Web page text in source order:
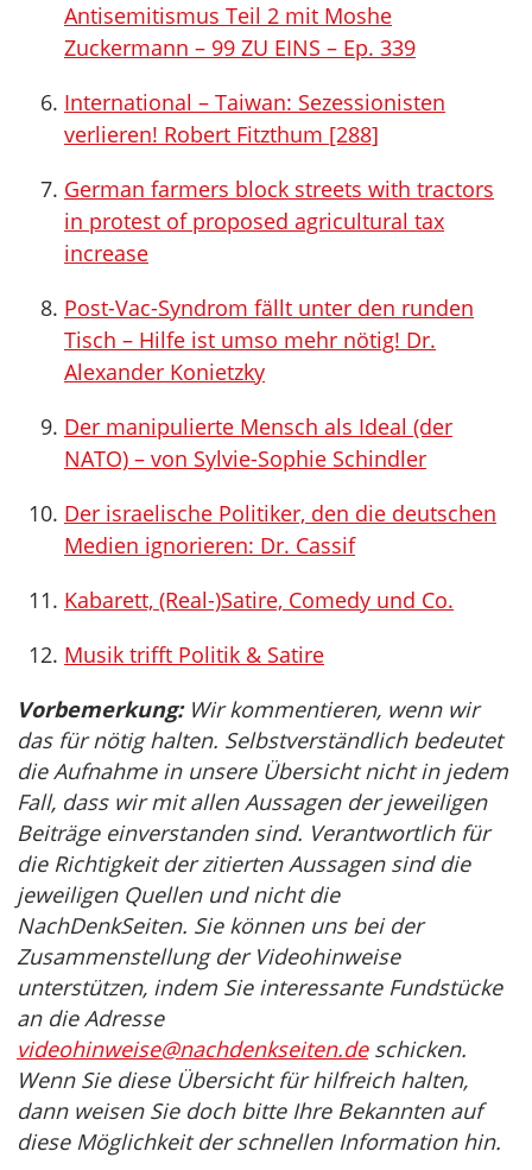
Antisemitismus Teil 2 mit Moshe
Zuckermann – 99 ZU EINS – Ep. 339
International – Taiwan: Sezessionisten
verlieren! Robert Fitzthum [288]
German farmers block streets with tractors
in protest of proposed agricultural tax
increase
Post-Vac-Syndrom fällt unter den runden
Tisch – Hilfe ist umso mehr nötig! Dr.
Alexander Konietzky
Der manipulierte Mensch als Ideal (der
NATO) – von Sylvie-Sophie Schindler
Der israelische Politiker, den die deutschen
Medien ignorieren: Dr. Cassif
Kabarett, (Real-)Satire, Comedy und Co.
Musik trifft Politik & Satire
Vorbemerkung:Wir kommentieren, wenn wir
das für nötig halten. Selbstverständlich bedeutet
die Aufnahme in unsere Übersicht nicht in jedem
Fall, dass wir mit allen Aussagen der jeweiligen
Beiträge einverstanden sind. Verantwortlich für
die Richtigkeit der zitierten Aussagen sind die
jeweiligen Quellen und nicht die
NachDenkSeiten. Sie können uns bei der
Zusammenstellung der Videohinweise
unterstützen, indem Sie interessante Fundstücke
an die Adresse
videohinweise@nachdenkseiten.deschicken.
Wenn Sie diese Übersicht für hilfreich halten,
dann weisen Sie doch bitte Ihre Bekannten auf
diese Möglichkeit der schnellen Information hin.